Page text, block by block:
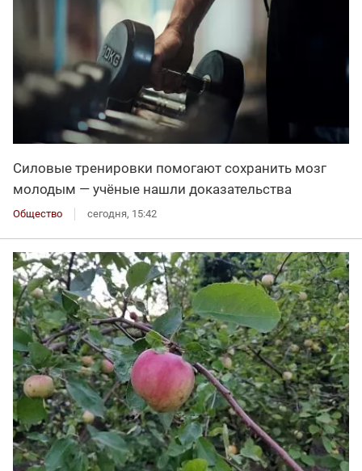
Силовые тренировки помогают сохранить мозг
молодым — учёные нашли доказательства
Общество сегодня, 15:42